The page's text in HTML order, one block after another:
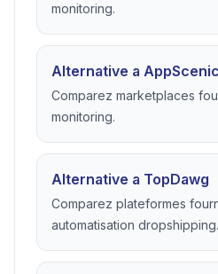
monitoring.
Alternative a AppScenic
Comparez marketplaces
monitoring.
Alternative a TopDawg
Comparez plateformes
automatisation dropshipping.